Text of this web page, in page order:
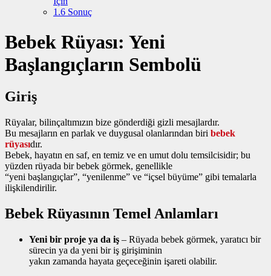
1.6 Sonuç
Bebek Rüyası: Yeni
Başlangıçların Sembolü
Giriş
Rüyalar, bilinçaltımızın bize gönderdiği gizli mesajlardır.
Bu mesajların en parlak ve duygusal olanlarından biri bebek
rüyasıdır.
Bebek, hayatın en saf, en temiz ve en umut dolu temsilcisidir; bu
yüzden rüyada bir bebek görmek, genellikle
“yeni başlangıçlar”, “yenilenme” ve “içsel büyüme” gibi temalarla
ilişkilendirilir.
Bebek Rüyasının Temel Anlamları
Yeni bir proje ya da iş – Rüyada bebek görmek, yaratıcı bir
sürecin ya da yeni bir iş girişiminin
yakın zamanda hayata geçeceğinin işareti olabilir.